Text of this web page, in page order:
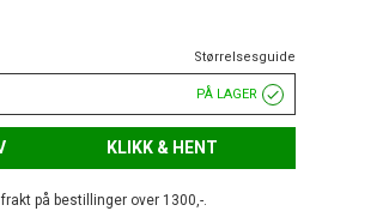
Størrelsesguide
PÅ LAGER
KLIKK & HENT
på bestillinger over 1300,-.